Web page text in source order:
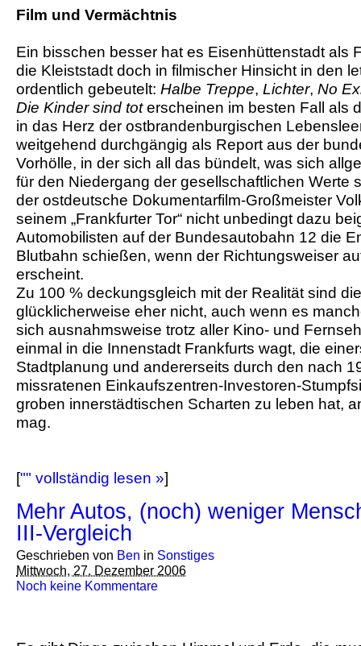
Film und Vermächtnis
Ein bisschen besser hat es Eisenhüttenstadt als
die Kleiststadt doch in filmischer Hinsicht in den
ordentlich gebeutelt: Halbe Treppe, Lichter, No
Die Kinder sind toterscheinen im besten Fall als
in das Herz der ostbrandenburgischen
weitgehend durchgängig als Report aus der
Vorhölle, in der sich all das bündelt, was sich
für den Niedergang der gesellschaftlichen Werte
der ostdeutsche Dokumentarfilm-Großmeister
seinem „Frankfurter Tor“ nicht unbedingt dazu
Automobilisten auf der Bundesautobahn 12 die
Blutbahn schießen, wenn der Richtungsweiser
erscheint.
Zu 100 % deckungsgleich mit der Realität sind
glücklicherweise eher nicht, auch wenn es
sich ausnahmsweise trotz aller Kino- und
einmal in die Innenstadt Frankfurts wagt, die
Stadtplanung und andererseits durch den nach
missratenen Einkaufszentren-Investoren-
groben innerstädtischen Scharten zu leben hat,
mag.
["" vollständig lesen »]
Mehr Autos, (noch) weniger
III-Vergleich
Geschrieben von Ben in Sonstiges
Mittwoch, 27. Dezember 2006
Noch keine Kommentare